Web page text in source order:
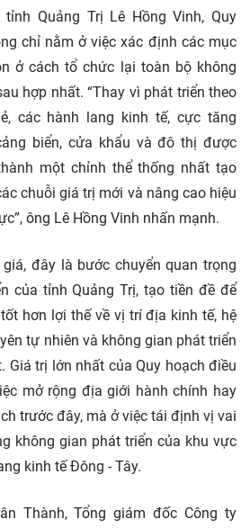
tỉnh Quảng Trị Lê Hồng Vinh, Quy
chỉ nằm ở việc xác định các mục
ở cách tổ chức lại toàn bộ không
hợp nhất. “Thay vì phát triển theo
các hành lang kinh tế, cực tăng
biển, cửa khẩu và đô thị được
một chỉnh thể thống nhất tạo
chuỗi giá trị mới và nâng cao hiệu
ông Lê Hồng Vinh nhấn mạnh.
đây là bước chuyển quan trọng
của tỉnh Quảng Trị, tạo tiền đề để
hơn lợi thế về vị trí địa kinh tế, hệ
tự nhiên và không gian phát triển
Giá trị lớn nhất của Quy hoạch điều
mở rộng địa giới hành chính hay
trước đây, mà ở việc tái định vị vai
không gian phát triển của khu vực
kinh tế Đông - Tây.
Thành, Tổng giám đốc Công ty